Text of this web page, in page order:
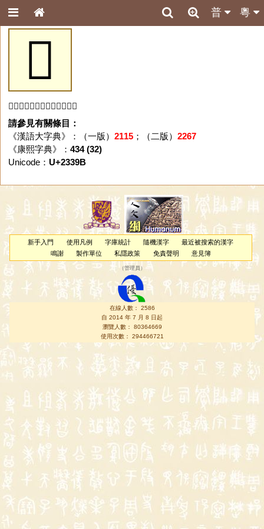
粵
普
𣎛
「𣎛」字未收錄於本資料庫。
請參見有關條目：
《漢語大字典》：（一版） 2115；（二版） 2267
《康熙字典》： 434 (32)
Unicode： U+2339B
新手入門 使用凡例 字庫統計 隨機漢字
最近被搜索的漢字
鳴謝
製作單位 私隱政策 免責聲明 意見簿
（管理員 ）
在線人數： 2586
自 2014 年 7 月 8 日起
瀏覽人數： 80364669
使用次數： 294466721